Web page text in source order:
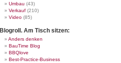
Umbau (43)
Verkauf (210)
Video (85)
Blogroll. Am Tisch sitzen:
Anders denken
BauTime Blog
BBQlove
Best-Practice-Business